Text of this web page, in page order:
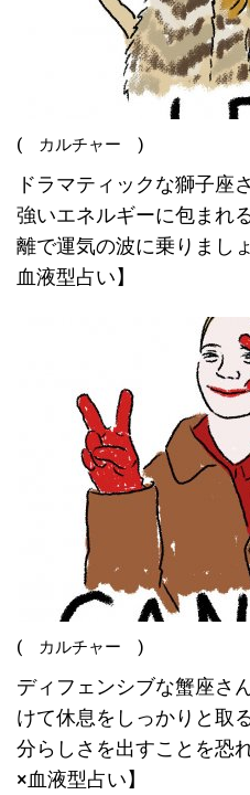
( カルチャー )
ドラマティックな獅子座
強いエネルギーに包まれ
離で運気の波に乗りまし
血液型占い】
( カルチャー )
ディフェンシブな蟹座さ
けて休息をしっかりと取
分らしさを出すことを恐
×血液型占い】